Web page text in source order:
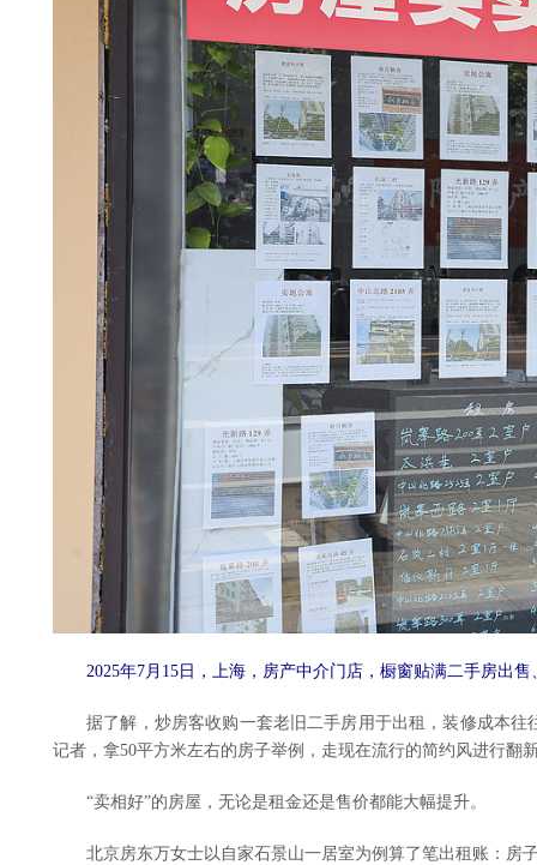
2025年7月15日，上海，房产中介门店，橱窗贴满二手房出
据了解，炒房客收购一套老旧二手房用于出租，装修成本往
记者，拿50平方米左右的房子举例，走现在流行的简约风进行翻
“卖相好”的房屋，无论是租金还是售价都能大幅提升。
北京房东万女士以自家石景山一居室为例算了笔出租账：房